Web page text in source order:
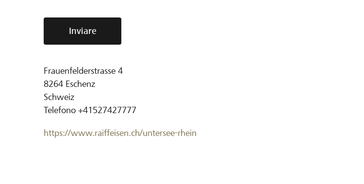
Inviare
Frauenfelderstrasse 4
8264 Eschenz
Schweiz
Telefono +41527427777
https://www.raiffeisen.ch/untersee-rhein